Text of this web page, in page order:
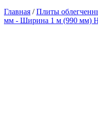
Главная /Плиты
мм - Ширина 1 м (990 мм)